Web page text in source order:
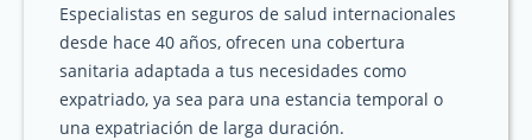
Especialistas en seguros de salud internacionales
desde hace 40 años, ofrecen una cobertura
sanitaria adaptada a tus necesidades como
expatriado, ya sea para una estancia temporal o
una expatriación de larga duración.